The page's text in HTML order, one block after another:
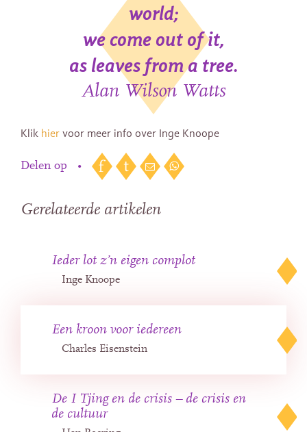
world;
we come out of it,
as leaves from a tree.
Alan Wilson Watts
Klik hier voor meer info over Inge Knoope
Delen op •
Gerelateerde artikelen
Ieder lot z’n eigen complot
Inge Knoope
Een kroon voor iedereen
Charles Eisenstein
De I Tjing en de crisis – de crisis en
de cultuur